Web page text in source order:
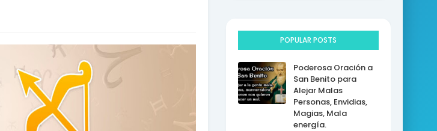
POPULAR POSTS
Poderosa Oración a
San Benito para
Alejar Malas
Personas, Envidias,
Magias, Mala
energía.